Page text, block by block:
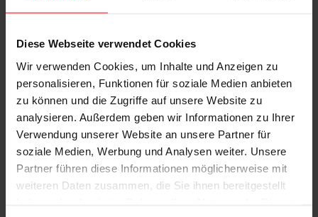
Diese Webseite verwendet Cookies
Wir verwenden Cookies, um Inhalte und Anzeigen zu
personalisieren, Funktionen für soziale Medien anbieten
zu können und die Zugriffe auf unsere Website zu
analysieren. Außerdem geben wir Informationen zu Ihrer
Verwendung unserer Website an unsere Partner für
soziale Medien, Werbung und Analysen weiter. Unsere
Partner führen diese Informationen möglicherweise mit
weiteren Daten zusammen, die Sie ihnen bereitgestellt
Vergabe und Vertragsmanagement
Integrale Beratung
ESG und EU-Taxonomie Beratung
Technische Due Diligence
Gebäudezertifizierung
Gutachten
Projektmonitoring
IT Services
Referenzen
Über uns
Karriere
News & Events
Kontakt